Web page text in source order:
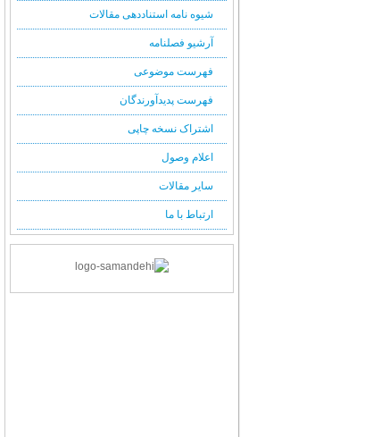
شیوه نامه استناددهی مقالات
آرشیو فصلنامه
فهرست موضوعی
فهرست پدیدآورندگان
اشتراک نسخه چاپی
اعلام وصول
سایر مقالات
ارتباط با ما